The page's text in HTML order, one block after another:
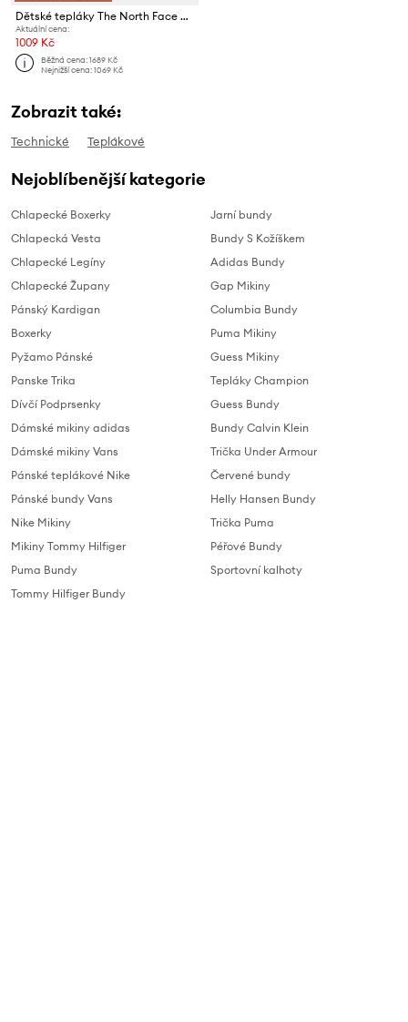
Dětské tepláky The North Face B MOUNTAIN ATHLETICS JOGGERS
Aktuální cena:
1009 Kč
Běžná cena:1689 Kč
Nejnižší cena:1069 Kč
Zobrazit také:
Technické Teplákové
Nejoblíbenější kategorie
Chlapecké Boxerky
Chlapecká Vesta
Chlapecké Legíny
Chlapecké Župany
Pánský Kardigan
Boxerky
Pyžamo Pánské
Panske Trika
Dívčí Podprsenky
Dámské mikiny adidas
Dámské mikiny Vans
Pánské teplákové Nike
Pánské bundy Vans
Nike Mikiny
Mikiny Tommy Hilfiger
Puma Bundy
Tommy Hilfiger Bundy
Jarní bundy
Bundy S Kožíškem
Adidas Bundy
Gap Mikiny
Columbia Bundy
Puma Mikiny
Guess Mikiny
Tepláky Champion
Guess Bundy
Bundy Calvin Klein
Trička Under Armour
Červené bundy
Helly Hansen Bundy
Trička Puma
Péřové Bundy
Sportovní kalhoty